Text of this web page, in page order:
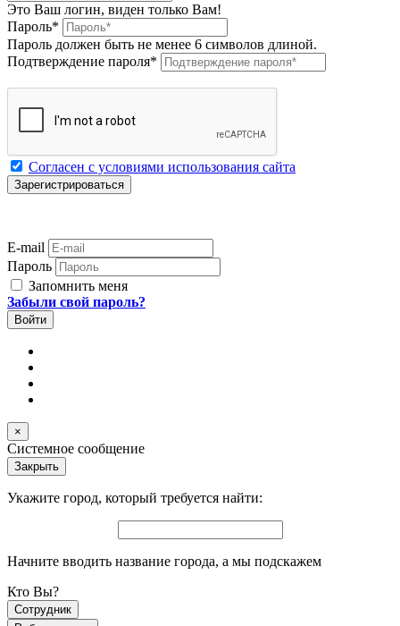
Это Ваш логин, виден только Вам!
Пароль*
Пароль должен быть не менее 6 символов длиной.
Подтверждение пароля*
Согласен с условиями использования сайта
E-mail
Пароль
Запомнить меня
Забыли свой пароль?
×
Системное сообщение
Закрыть
Укажите город, который требуется найти:
Начните вводить название города, а мы подскажем
Кто Вы?
Сотрудник